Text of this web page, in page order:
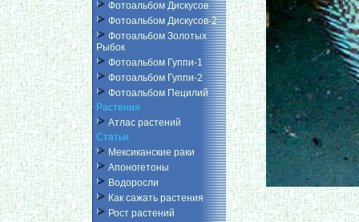
Фотоальбом Дискусов
Фотоальбом Дискусов-2
Фотоальбом Золотых
Рыбок
Фотоальбом Гуппи-1
Фотоальбом Гуппи-2
Фотоальбом Пецилий
Растения
Атлас растений
Статьи
Мексиканские раки
Апоногетоны
Водоросли
Как сажать растения
Рост растений